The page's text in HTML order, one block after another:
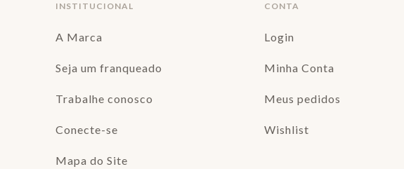
INSTITUCIONAL
A Marca
Seja um franqueado
Trabalhe conosco
Conecte-se
Mapa do Site
CONTA
Login
Minha Conta
Meus pedidos
Wishlist